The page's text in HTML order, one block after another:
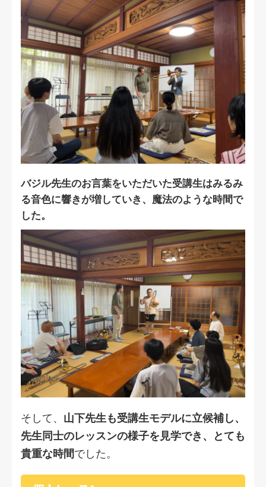
バジル先生のお言葉をいただいた受講生はみるみ
る音色に響きが増していき、魔法のような時間で
した。
そして、 山下先生も受講生モデルに立候補し、
先生同士のレッスンの様子を見学でき、とても
貴重な時間でした。